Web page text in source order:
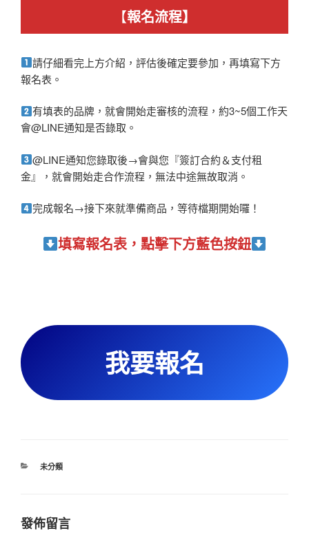
【報名流程】
請仔細看完上方介紹，評估後確定要參加，再填寫下方
報名表。
有填表的品牌，就會開始走審核的流程，約3~5個工作天
會@LINE通知是否錄取。
@LINE通知您錄取後→會與您『簽訂合約＆支付租
金』，就會開始走合作流程，無法中途無故取消。
完成報名→接下來就準備商品，等待檔期開始囉！
填寫報名表，點擊下方藍色按鈕
我要報名
分
未分類
發佈留言